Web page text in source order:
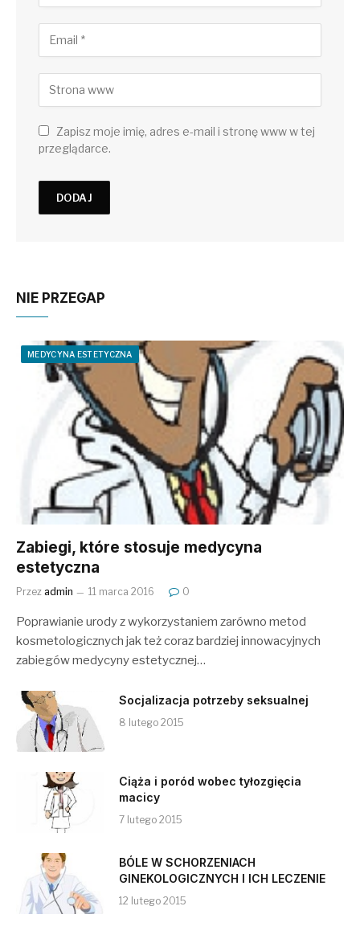
Zapisz moje imię, adres e-mail i stronę www w tej
przeglądarce.
NIE PRZEGAP
MEDYCYNA ESTETYCZNA
Zabiegi, które stosuje medycyna
estetyczna
Przez admin 11 marca 2016 0
Poprawianie urody z wykorzystaniem zarówno metod
kosmetologicznych jak też coraz bardziej innowacyjnych
zabiegów medycyny estetycznej…
Socjalizacja potrzeby seksualnej
8 lutego 2015
Ciąża i poród wobec tyłozgięcia
macicy
7 lutego 2015
BÓLE W SCHORZENIACH
GINEKOLOGICZNYCH I ICH LECZENIE
12 lutego 2015